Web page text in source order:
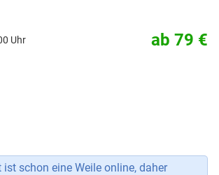
Uhr ab 79 €
ist schon eine Weile online, daher